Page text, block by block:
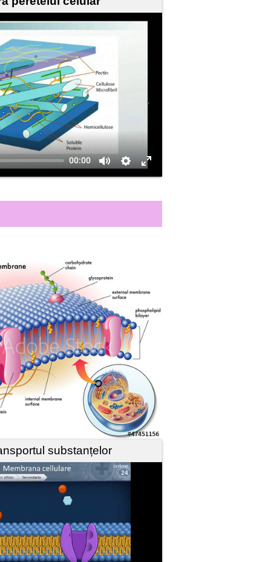
00:00
substanțelor